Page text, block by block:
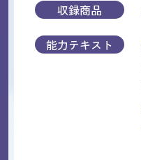
収録商品
能力テキスト